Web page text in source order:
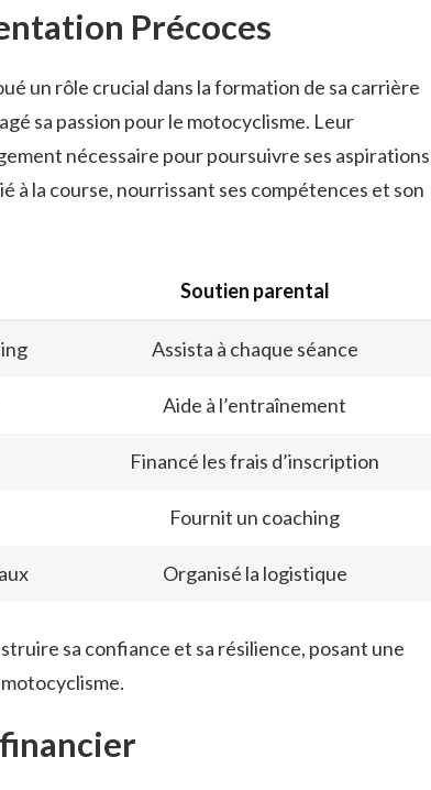
Précoces
un rôle crucial dans la formation de sa carrière
sa passion pour le motocyclisme. Leur
nécessaire pour poursuivre ses aspirations
à la course, nourrissant ses compétences et son
Soutien parental
Assista à chaque séance
Aide à l’entraînement
Financé les frais d’inscription
Fournit un coaching
Organisé la logistique
sa confiance et sa résilience, posant une